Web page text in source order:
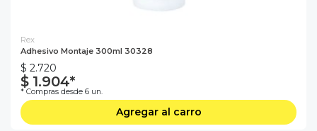
Rex
Adhesivo Montaje 300ml 30328
$ 2.720
$ 1.904*
* Compras desde 6 un.
Agregar al carro